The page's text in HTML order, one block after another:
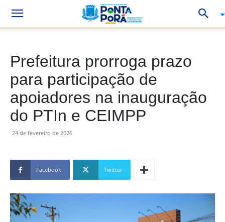
Prefeitura prorroga prazo
para participação de
apoiadores na inauguração
do PTIn e CEIMPP
24 de fevereiro de 2026
Facebook Twitter